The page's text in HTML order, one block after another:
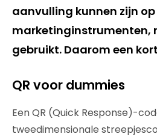
aanvulling kunnen zijn
marketinginstrumenten,
gebruikt. Daarom een
QR voor dummies
Een QR (Quick Response)-
tweedimensionale